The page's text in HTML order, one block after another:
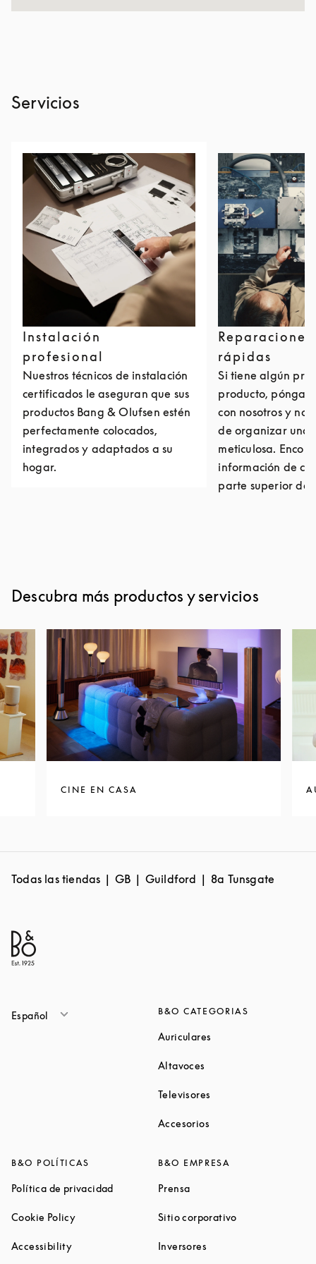
Servicios
Instalación
profesional
Nuestros técnicos de instalación
certificados le aseguran que sus
productos Bang & Olufsen estén
perfectamente colocados,
integrados y adaptados a su
hogar.
Reparaciones
rápidas
Si tiene algún
producto,
con nosotros y
de organizar una
meticulosa.
información de
parte superior de
Descubra más productos y servicios
CINE EN CASA
Todas las tiendas GB Guildford 8a Tunsgate
Español B&O CATEGORIAS
Auriculares
Altavoces
Televisores
Accesorios
B&O POLÍTICAS
Política de privacidadLink Opens in New Tab
Cookie PolicyLink Opens in New Tab
AccessibilityLink Opens in New Tab
B&O EMPRESA
PrensaLink Opens in New Tab
Sitio corporativoLink Opens in
Inversores